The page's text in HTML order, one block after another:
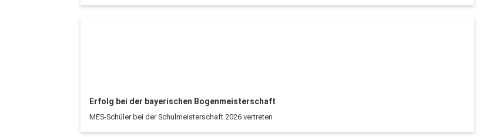
Erfolg bei der bayerischen Bogenmeisterschaft
MES-Schüler bei der Schulmeisterschaft 2026 vertreten